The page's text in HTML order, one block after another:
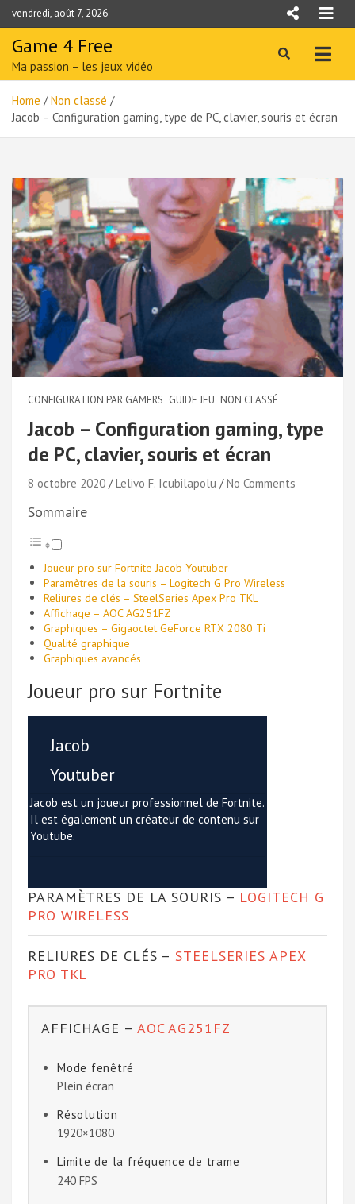
Skip
to
content
vendredi, août 7, 2026
Game 4 Free
Ma passion – les jeux vidéo
Home
Non classé
Jacob – Configuration gaming, type de PC, clavier, souris et écran
CONFIGURATION PAR GAMERS GUIDE JEU NON CLASSÉ
Jacob – Configuration gaming, type
de PC, clavier, souris et écran
8 octobre 2020 Lelivo F. Icubilapolu No Comments
Sommaire
Joueur pro sur Fortnite Jacob Youtuber
Paramètres de la souris – Logitech G Pro Wireless
Reliures de clés – SteelSeries Apex Pro TKL
Affichage – AOC AG251FZ
Graphiques – Gigaoctet GeForce RTX 2080 Ti
Qualité graphique
Graphiques avancés
Joueur pro sur Fortnite
Jacob
Youtuber
Jacob est un joueur professionnel de Fortnite.
Il est également un créateur de contenu sur
Youtube.
PARAMÈTRES DE LA SOURIS – LOGITECH G
PRO WIRELESS
RELIURES DE CLÉS – STEELSERIES APEX
PRO TKL
AFFICHAGE – AOC AG251FZ
Mode fenêtré
Plein écran
Résolution
1920×1080
Limite de la fréquence de trame
240 FPS